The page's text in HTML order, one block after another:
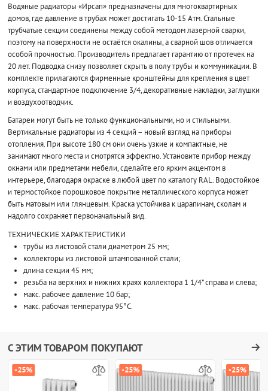
Водяные радиаторы «Ирсап» предназначены для многоквартирных
домов, где давление в трубах может достигать 10-15 Атм. Стальные
трубчатые секции соединены между собой методом лазерной сварки,
поэтому на поверхности не остаётся окалины, а сварной шов отличается
особой прочностью. Производитель предлагает гарантию от протечек на
20 лет. Подводка снизу позволяет скрыть в полу трубы и коммуникации. В
комплекте прилагаются фирменные кронштейны для крепления в цвет
корпуса, стандартное подключение 3/4, декоративные накладки, заглушки
и воздухоотводчик.
Батареи могут быть не только функциональными, но и стильными.
Вертикальные радиаторы из 4 секций – новый взгляд на приборы
отопления. При высоте 180 см они очень узкие и компактные, не
занимают много места и смотрятся эффектно. Установите прибор между
окнами или предметами мебели, сделайте его ярким акцентом в
интерьере, благодаря окраске в любой цвет по каталогу RAL. Водостойкое
и термостойкое порошковое покрытие металлического корпуса может
быть матовым или глянцевым. Краска устойчива к царапинам, сколам и
надолго сохраняет первоначальный вид.
ТЕХНИЧЕСКИЕ ХАРАКТЕРИСТИКИ
трубы из листовой стали диаметром 25 мм;
коллекторы из листовой штампованной стали;
длина секции 45 мм;
резьба на верхних и нижних краях коллектора 1 1/4” справа и слева;
макс. рабочее давление 10 бар;
макс. рабочая температура 95°C.
С ЭТИМ ТОВАРОМ ПОКУПАЮТ
-25% -25% -25%